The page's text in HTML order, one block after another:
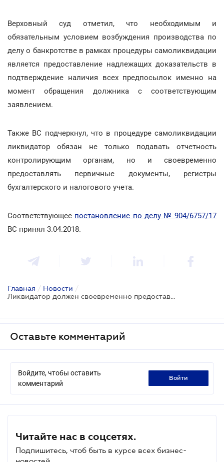
Верховный суд отметил, что необходимым и
обязательным условием возбуждения производства по
делу о банкротстве в рамках процедуры самоликвидации
является предоставление надлежащих доказательств в
подтверждение наличия всех предпосылок именно на
момент обращения должника с соответствующим
заявлением.
Также ВС подчеркнул, что в процедуре самоликвидации
ликвидатор обязан не только подавать отчетность
контролирующим органам, но и своевременно
предоставлять первичные документы, регистры
бухгалтерского и налогового учета.
Соответствующее постановление по делу № 904/6757/17
ВС принял 3.04.2018.
Главная / Новости /
Ликвидатор должен своевременно предоставить «первичку» контролирующему органу
Оставьте комментарий
Войдите, чтобы оставить
комментарий
войти
Читайте нас в соцсетях.
Подпишитесь, чтоб быть в курсе всех бизнес-